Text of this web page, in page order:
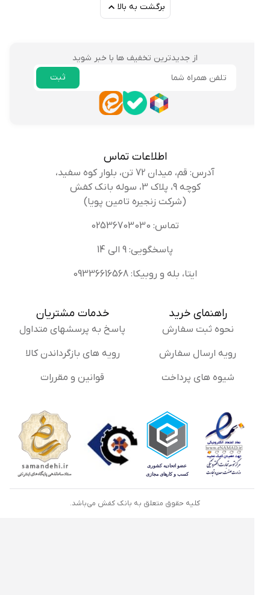
برگشت به بالا
از جدیدترین تخفیف ها با خبر شوید
اطلاعات تماس
آدرس: قم، میدان 72 تن، بلوار کوه سفید،
کوچه 9، پلاک 3، سوله بانک کفش
(شرکت زنجیره تامین پویا)
تماس: 02536703030
پاسخگویی: 9 الی 14
ایتا، بله و روبیکا: 09336616568
راهنمای خرید
نحوه ثبت سفارش
رویه ارسال سفارش
شیوه های پرداخت
خدمات مشتریان
پاسخ به پرسشهای متداول
رویه های بازگرداندن کالا
قوانین و مقررات
کلیه حقوق متعلق به بانک کفش می‌باشد.